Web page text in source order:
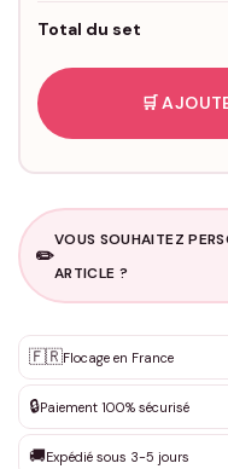
Total du set
🛒
✏️
VOUS SOUHAITEZ
ARTICLE ?
✨ Personnalisation
DEVIS GRATUIT ·
Que souhaitez-vous ?*
🇫🇷Flocage en France
🔒Paiement 100% sécurisé
🚚Expédié sous 3-5 jours